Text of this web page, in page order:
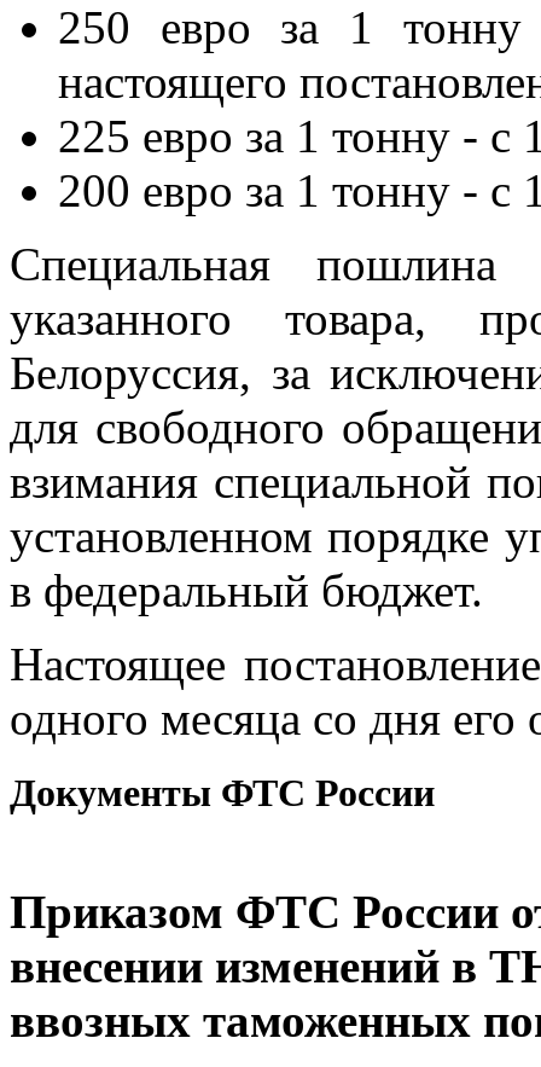
250 евро за 1
настоящего
225 евро за 1 тонну - с
200 евро за 1 тонну - с
Специальная
указанного товара,
Белоруссия, за
для свободного
взимания специальной
установленном порядке
в федеральный бюджет.
Настоящее
одного месяца со дня
Документы ФТС России
Приказом ФТС России
внесении изменений в
ввозных таможенных